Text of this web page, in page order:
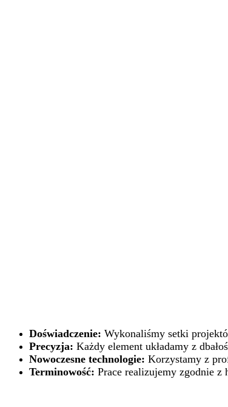
Doświadczenie: Wykonaliśmy setki
Precyzja: Każdy element układamy z
Nowoczesne technologie: Korzystamy z
Terminowość: Prace realizujemy zgodnie z